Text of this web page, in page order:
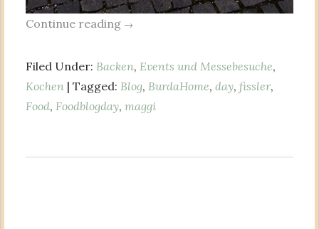
Continue reading →
Filed Under: Backen, Events und Messebesuche,
Kochen | Tagged: Blog, BurdaHome, day, fissler,
Food, Foodblogday, maggi